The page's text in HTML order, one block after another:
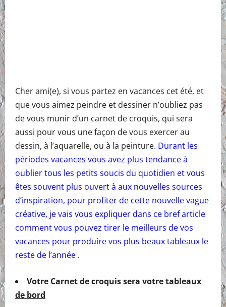
Cher ami(e), si vous partez en vacances cet été, et
que vous aimez peindre et dessiner n’oubliez pas
de vous munir d’un carnet de croquis, qui sera
aussi pour vous une façon de vous exercer au
dessin, à l’aquarelle, ou à la peinture. Durant les
périodes vacances vous avez plus tendance à
oublier tous les petits soucis du quotidien et vous
êtes souvent plus ouvert à aux nouvelles sources
d’inspiration, pour profiter de cette nouvelle vague
créative, je vais vous expliquer dans ce bref article
comment vous pouvez tirer le meilleurs de vos
vacances pour produire vos plus beaux tableaux le
reste de l’année .
Votre Carnet de croquis sera votre tableaux
de bord